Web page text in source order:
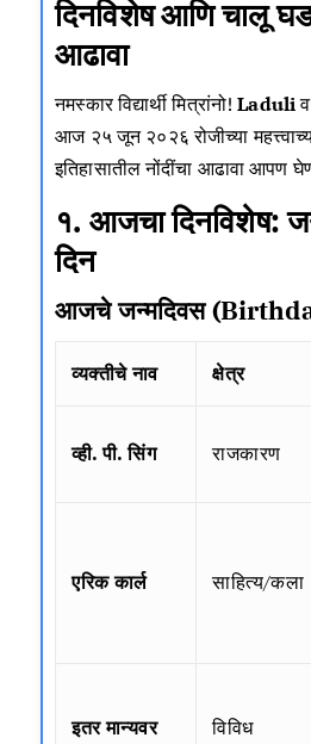
दिनविशेष आणि चालू
आढावा
नमस्कार विद्यार्थी मित्रांनो!Laduli
आज २५ जून २०२६ रोजीच्या
इतिहासातील नोंदींचा आढावा आपण
१. आजचा दिनविशेष:
दिन
आजचे जन्मदिवस
व्यक्तीचे नाव क्षेत्र
व्ही. पी. सिंग राजकारण
एरिक कार्ल साहित्य/कला
इतर मान्यवर विविध